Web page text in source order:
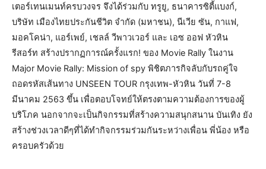
เตอร์เทนเมนท์ครบวงจร จึงได้ร่วมกับ ทรูยู, ธนาคารซิตี้แบงก์,
บริษัท เมืองไทยประกันชีวิต จำกัด (มหาชน), นีเวีย ซัน, กาแฟ,
มอคโคน่า, แอร์เพย์, เชลล์ วีพาวเวอร์ และ เอซ ออฟ หัวหิน
รีสอร์ท สร้างปรากฏการณ์ครั้งแรก! ของ Movie Rally ในงาน
Major Movie Rally: Mission of spy พิชิตภารกิจลับกับรถคู่ใจ
ถอดรหัสเส้นทาง UNSEEN TOUR กรุงเทพ-หัวหิน วันที่ 7-8
มีนาคม 2563 ขึ้น เพื่อตอบโจทย์ให้ตรงตามความต้องการของผู้
บริโภค นอกจากจะเป็นกิจกรรมที่สร้างความสนุกสนาน บันเทิง ยัง
สร้างช่วงเวลาดีๆที่ได้ทำกิจกรรมร่วมกันระหว่างเพื่อน พี่น้อง หรือ
ครอบครัวด้วย